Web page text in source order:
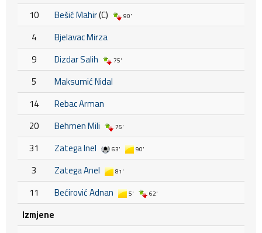
10
Bešić Mahir(C) 90'
4
Bjelavac Mirza
9
Dizdar Salih 75'
5
Maksumić Nidal
14
Rebac Arman
20
Behmen Mili 75'
31 Zatega Inel 63' 90'
3 Zatega Anel 81'
11 Bećirović Adnan 5' 62'
Izmjene